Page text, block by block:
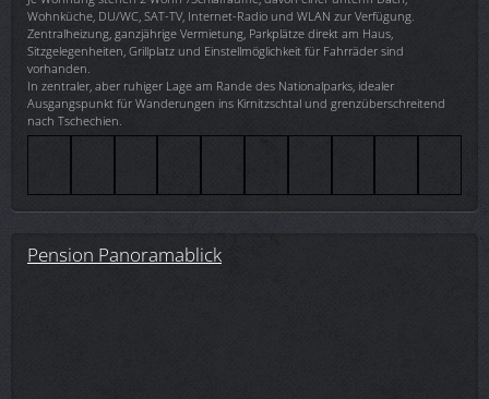
Wohnküche, DU/WC, SAT-TV, Internet-Radio und WLAN zur Verfügung.
Zentralheizung, ganzjährige Vermietung, Parkplätze direkt am Haus,
Sitzgelegenheiten, Grillplatz und Einstellmöglichkeit für Fahrräder sind
vorhanden.
In zentraler, aber ruhiger Lage am Rande des Nationalparks, idealer
Ausgangspunkt für Wanderungen ins Kirnitzschtal und grenzüberschreitend
nach Tschechien.
Pension Panoramablick